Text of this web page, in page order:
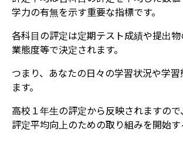
学力の有無を示す重要な指標です。
各科目の評定は定期テスト成績や提出
業態度等で決定されます。
つまり、あなたの日々の学習状況や学
ます。
高校１年生の評定から反映されますの
評定平均向上のための取り組みを開始す